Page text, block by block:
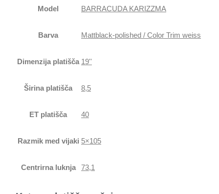
Model BARRACUDA KARIZZMA
Barva Mattblack-polished / Color Trim weiss
Dimenzija platišča 19''
Širina platišča 8,5
ET platišča 40
Razmik med vijaki 5×105
Centrirna luknja 73,1